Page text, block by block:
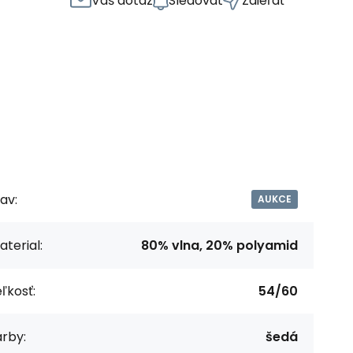
AUKCE
80% vlna, 20% polyamid
54/60
šedá